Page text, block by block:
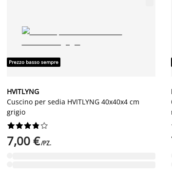
Prezzo basso sempre
HVITLYNG
Cuscino per sedia HVITLYNG 40x40x4 cm
grigio






7,00 €/PZ.